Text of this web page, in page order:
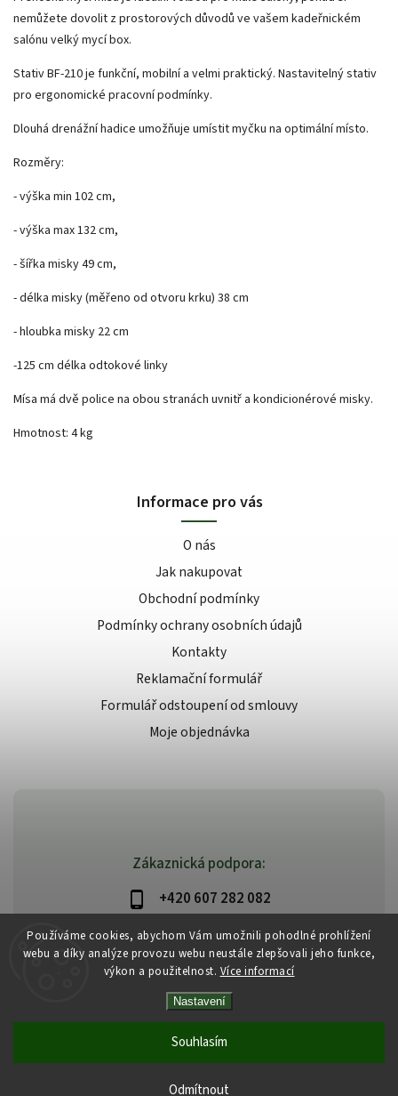
Používáme cookies, abychom Vám umožnili pohodlné prohlížení
webu a díky analýze provozu webu neustále zlepšovali jeho funkce,
výkon a použitelnost. Více informací
Nastavení
Odmítnout
Souhlasím
nemůžete dovolit z prostorových důvodů ve vašem kadeřnickém
salónu velký mycí box.
Stativ BF-210 je funkční, mobilní a velmi praktický. Nastavitelný stativ
pro ergonomické pracovní podmínky.
Dlouhá drenážní hadice umožňuje umístit myčku na optimální místo.
Rozměry:
- výška min 102 cm,
- výška max 132 cm,
- šířka misky 49 cm,
- délka misky (měřeno od otvoru krku) 38 cm
- hloubka misky 22 cm
-125 cm délka odtokové linky
Mísa má dvě police na obou stranách uvnitř a kondicionérové misky.
Hmotnost: 4 kg
Zákaznická podpora:
+420 607 282 082
info@beautysystem.cz
Informace pro vás
O nás
Jak nakupovat
Obchodní podmínky
Podmínky ochrany osobních údajů
Kontakty
Reklamační formulář
Formulář odstoupení od smlouvy
Moje objednávka
Beautysystem.cz
VytvořilShoptet | Design